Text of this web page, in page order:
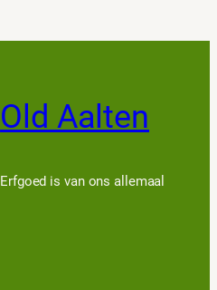
Old Aalten
Erfgoed is van ons allemaal